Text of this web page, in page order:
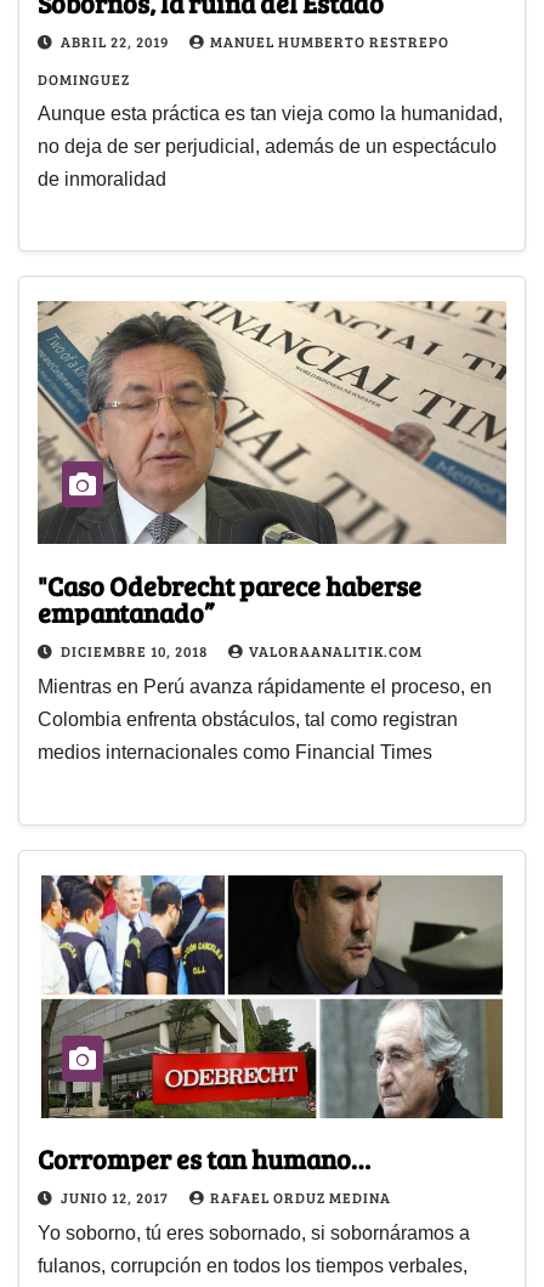
ABRIL 22, 2019
MANUEL HUMBERTO RESTREPO
DOMINGUEZ
Aunque esta práctica es tan vieja como la humanidad,
no deja de ser perjudicial, además de un espectáculo
de inmoralidad
"Caso Odebrecht parece haberse
empantanado”
DICIEMBRE 10, 2018 VALORAANALITIK.COM
Mientras en Perú avanza rápidamente el proceso, en
Colombia enfrenta obstáculos, tal como registran
medios internacionales como Financial Times
Corromper es tan humano…
JUNIO 12, 2017 RAFAEL ORDUZ MEDINA
Yo soborno, tú eres sobornado, si sobornáramos a
fulanos, corrupción en todos los tiempos verbales,